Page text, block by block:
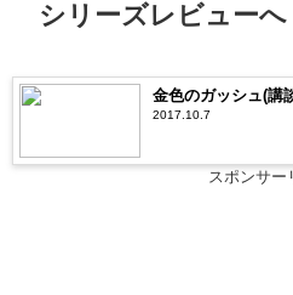
シリーズレビューへ
金色のガッシュ(講
2017.10.7
スポンサー